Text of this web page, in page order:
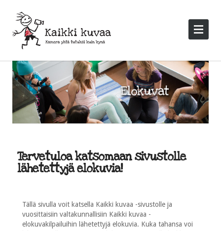
Tervetuloa katsomaan sivustolle
lähetettyjä elokuvia!
Tällä sivulla voit katsella Kaikki kuvaa -sivustolle ja
vuosittaisiin valtakunnallisiin Kaikki kuvaa -
elokuvakilpailuihin lähetettyjä elokuvia. Kuka tahansa voi